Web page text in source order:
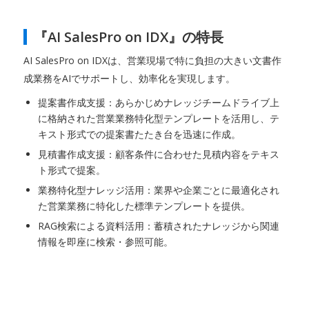
『AI SalesPro on IDX』の特長
AI SalesPro on IDXは、営業現場で特に負担の大きい文書作
成業務をAIでサポートし、効率化を実現します。
提案書作成支援：あらかじめナレッジチームドライブ上
に格納された営業業務特化型テンプレートを活用し、テ
キスト形式での提案書たたき台を迅速に作成。
見積書作成支援：顧客条件に合わせた見積内容をテキス
ト形式で提案。
業務特化型ナレッジ活用：業界や企業ごとに最適化され
た営業業務に特化した標準テンプレートを提供。
RAG検索による資料活用：蓄積されたナレッジから関連
情報を即座に検索・参照可能。